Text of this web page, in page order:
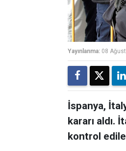
Yayınlanma: 08
İspanya,
kararı aldı.
kontrol